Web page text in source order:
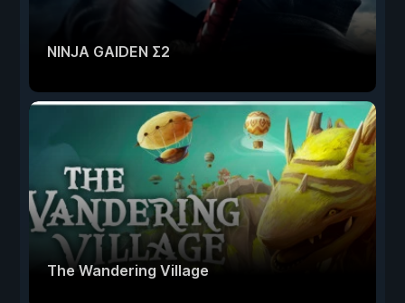
NINJA GAIDEN Σ2
The Wandering Village